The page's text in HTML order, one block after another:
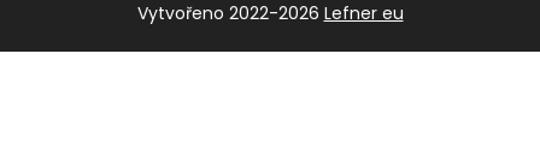
Vytvořeno 2022-2026 Lefner eu